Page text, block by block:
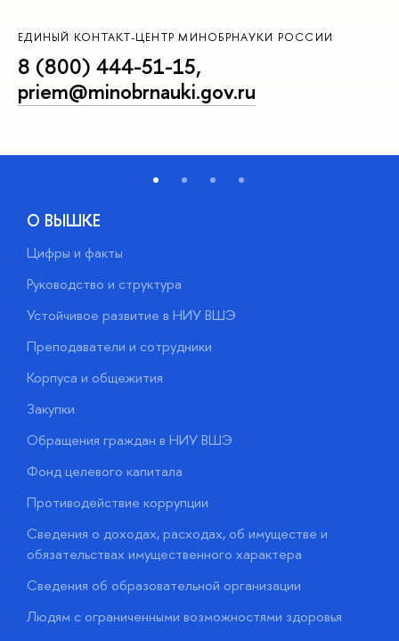
ЕДИНЫЙ КОНТАКТ-ЦЕНТР МИНОБРНАУКИ РОССИИ
8 (800) 444-51-15,
priem@minobrnauki.gov.ru
О ВЫШКЕ
Цифры и факты
Руководство и структура
Устойчивое развитие в НИУ ВШЭ
Преподаватели и сотрудники
Корпуса и общежития
Закупки
Обращения граждан в НИУ ВШЭ
Фонд целевого капитала
Противодействие коррупции
Сведения о доходах, расходах, об имуществе и
обязательствах имущественного характера
Сведения об образовательной организации
Людям с ограниченными возможностями здоровья